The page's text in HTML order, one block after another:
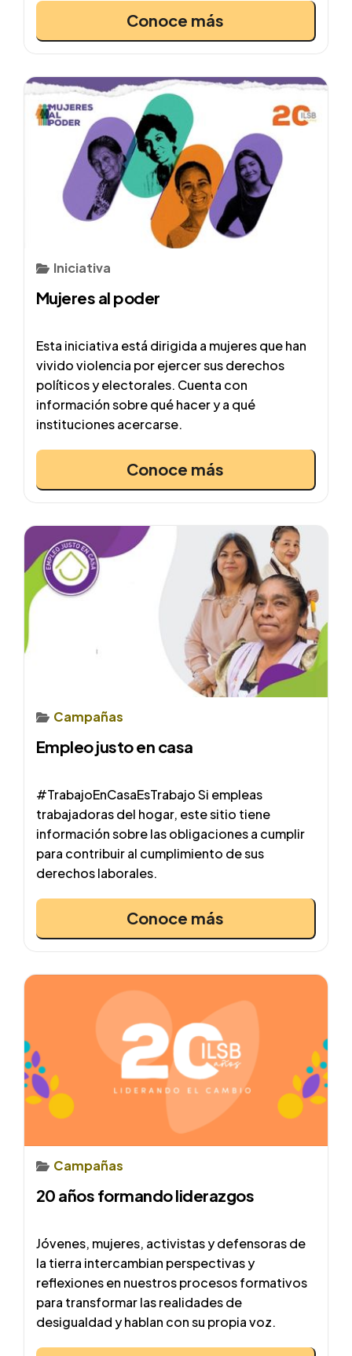
Conoce más
Mujeres al poder
Iniciativa
Esta iniciativa está dirigida a mujeres que han
vivido violencia por ejercer sus derechos
políticos y electorales. Cuenta con
información sobre qué hacer y a qué
instituciones acercarse.
Conoce más
Empleo justo en casa
Campañas
#TrabajoEnCasaEsTrabajo Si empleas
trabajadoras del hogar, este sitio tiene
información sobre las obligaciones a cumplir
para contribuir al cumplimiento de sus
derechos laborales.
Conoce más
20 años formando liderazgos
Campañas
Jóvenes, mujeres, activistas y defensoras de
la tierra intercambian perspectivas y
reflexiones en nuestros procesos formativos
para transformar las realidades de
desigualdad y hablan con su propia voz.